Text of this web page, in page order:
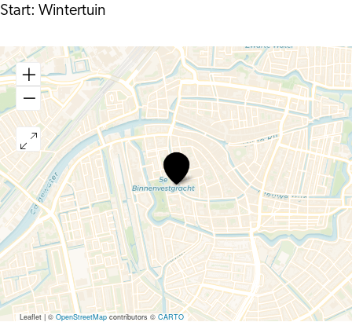
Start: Wintertuin
Instapexcursie
lente
Leaflet|©OpenStreetMapcontributors ©CARTO